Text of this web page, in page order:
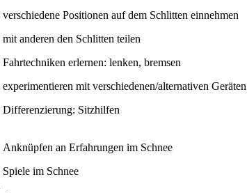
verschiedene Positionen auf dem Schlitten einnehmen
mit anderen den Schlitten teilen
Fahrtechniken erlernen: lenken, bremsen
experimentieren mit verschiedenen/alternativen Geräten
Differenzierung: Sitzhilfen
Anknüpfen an Erfahrungen im Schnee
Spiele im Schnee